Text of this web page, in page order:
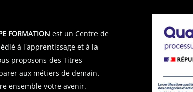
FORMATION est un Centre de
à l'apprentissage et à la
proposons des Titres
aux métiers de demain.
ensemble votre avenir.